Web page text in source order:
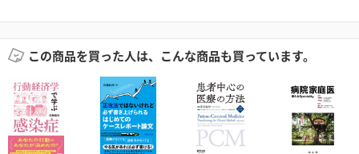
この商品を買った人は、こんな商品も買っています。